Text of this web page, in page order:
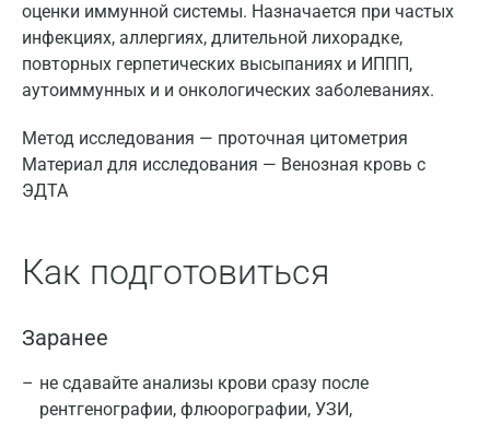
оценки иммунной системы. Назначается при частых
инфекциях, аллергиях, длительной лихорадке,
повторных герпетических высыпаниях и ИППП,
аутоиммунных и и онкологических заболеваниях.
Метод исследования — проточная цитометрия
Материал для исследования — Венозная кровь с
ЭДТА
Как подготовиться
Заранее
не сдавайте анализы крови сразу после
рентгенографии, флюорографии, УЗИ,